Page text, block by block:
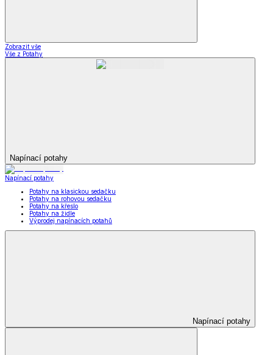
Zobrazit vše
Vše z Potahy
Napínací potahy
Napínací potahy
Potahy na klasickou sedačku
Potahy na rohovou sedačku
Potahy na křeslo
Potahy na židle
Výprodej napínacích potahů
Napínací potahy